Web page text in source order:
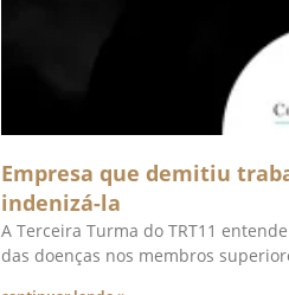
Empresa que demitiu
indenizá-la
A Terceira Turma do TRT11
das doenças nos membros